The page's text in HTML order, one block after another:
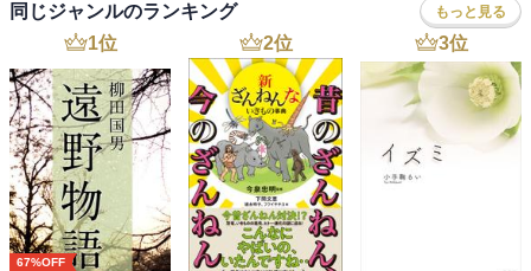
同じジャンルのランキング もっと見る
1位
67%OFF
2位 3位